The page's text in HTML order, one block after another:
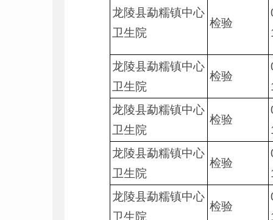
龙陵县勐糯镇中心
卫生院
检验
龙陵县勐糯镇中心
卫生院
检验
龙陵县勐糯镇中心
卫生院
检验
龙陵县勐糯镇中心
卫生院
检验
龙陵县勐糯镇中心
卫生院
检验